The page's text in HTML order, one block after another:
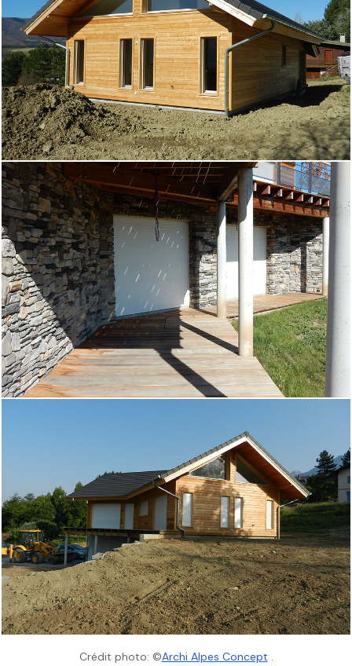
Crédit photo: ©Archi Alpes Concept .